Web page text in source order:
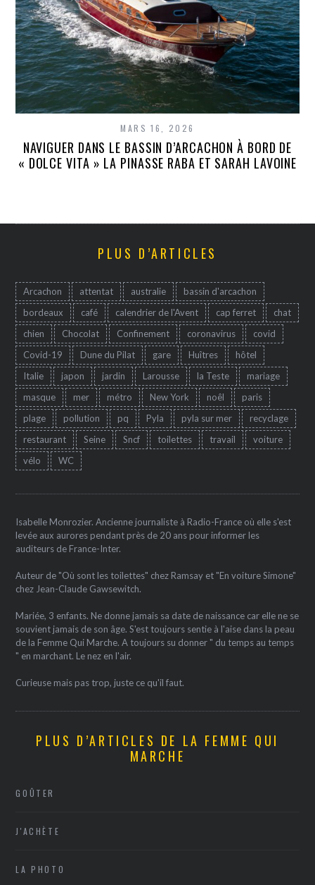
MARS 16, 2026
NAVIGUER DANS LE BASSIN D’ARCACHON À BORD DE
« DOLCE VITA » LA PINASSE RABA ET SARAH LAVOINE
PLUS D’ARTICLES
Arcachon attentat australie
bassin d'arcachon
bordeaux
café calendrier de l'Avent cap ferret
chat
chien
Chocolat Confinement coronavirus
covid
Covid-19
Dune du Pilat gare Huîtres
hôtel
Italie
japon jardin Larousse la Teste
mariage
masque
mer métro New York noêl
paris
plage
pollution pq Pyla pyla sur mer
recyclage
restaurant
Seine Sncf toilettes travail
voiture
vélo
WC
Isabelle Monrozier. Ancienne journaliste à Radio-France où elle s'est
levée aux aurores pendant près de 20 ans pour informer les
auditeurs de France-Inter.
Auteur de "Où sont les toilettes" chez Ramsay et "En voiture Simone"
chez Jean-Claude Gawsewitch.
Mariée, 3 enfants. Ne donne jamais sa date de naissance car elle ne se
souvient jamais de son âge. S'est toujours sentie à l'aise dans la peau
de la Femme Qui Marche. A toujours su donner " du temps au temps
" en marchant. Le nez en l'air.
Curieuse mais pas trop, juste ce qu'il faut.
PLUS D’ARTICLES DE LA FEMME QUI
MARCHE
GOÛTER
J'ACHÈTE
LA PHOTO